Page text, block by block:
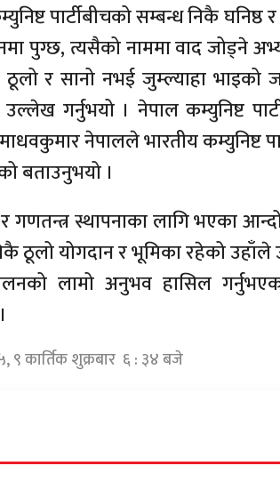
पार्टीबीचको सम्बन्ध निकै
पुग्छ, त्यसैको नाममा वाद जोड्ने
र सानो नभई जुम्ल्याहा भाइको
गर्नुभयो । नेपाल कम्युनिष्ट
नेपालले भारतीय कम्युनिष्ट
बताउनुभयो ।
गणतन्त्र स्थापनाका लागि भएका
ठूलो योगदान र भूमिका रहेको
लामो अनुभव हासिल
९ कार्तिक शुक्रबार ६ : ३४ बजे